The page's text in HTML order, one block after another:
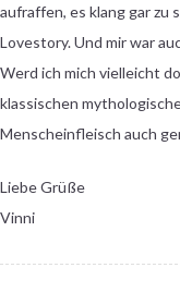
aufraffen, es klang gar zu
Lovestory. Und mir war
Werd ich mich vielleicht
klassischen
Menscheinfleisch auch
Liebe Grüße
Vinni